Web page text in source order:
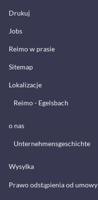
Drukuj
Jobs
Reimo w prasie
Sitemap
Lokalizacje
Reimo - Egelsbach
o nas
Unternehmensgeschichte
Wysyłka
Prawo odstąpienia od umowy